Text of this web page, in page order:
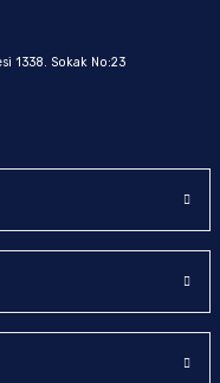
1338. Sokak No:23